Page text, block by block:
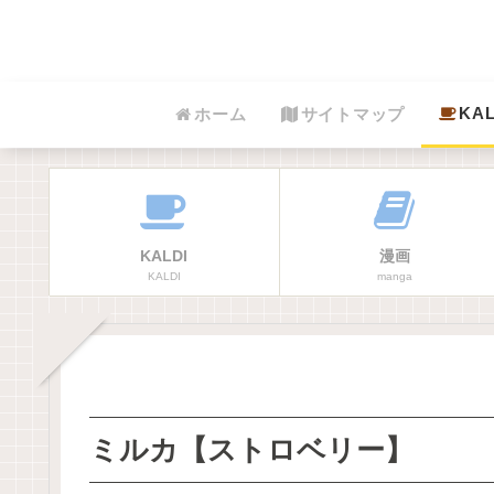
ホーム サイトマップ
KALDI
KALDI
漫画
manga
ミルカ【ストロベリー】